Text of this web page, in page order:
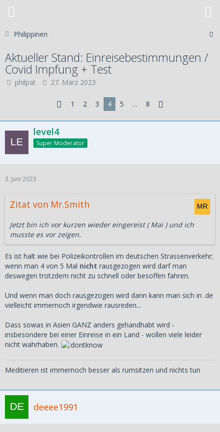
Philippinen
Aktueller Stand: Einreisebestimmungen /
Covid Impfung + Test
philpat 27. März 2023
1 2 3 4 5 … 8
level4
Super Moderator
3. Juni 2023
Zitat von Mr.Smith
Jetzt bin ich vor kurzen wieder eingereist ( Mai ) und ich
musste es vor zeigen.
Es ist halt wie bei Polizeikontrollen im deutschen Strassenverkehr;
wenn man 4 von 5 Mal nicht rausgezogen wird darf man
deswegen trotzdem nicht zu schnell oder besoffen fahren.
Und wenn man doch rausgezogen wird dann kann man sich in .de
vielleicht immernoch irgendwie rausreden...
Dass sowas in Asien GANZ anders gehandhabt wird -
insbesondere bei einer Einreise in ein Land - wollen viele leider
nicht wahrhaben.
Meditieren ist immernoch besser als rumsitzen und nichts tun
deeee1991